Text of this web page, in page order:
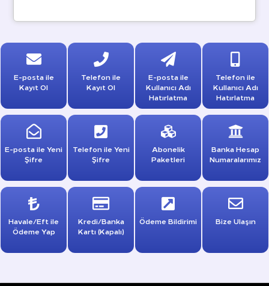
E-posta ile
Kayıt Ol
Telefon ile
Kayıt Ol
E-posta ile
Kullanıcı Adı
Hatırlatma
Telefon ile
Kullanıcı Adı
Hatırlatma
E-posta ile Yeni
Şifre
Telefon ile Yeni
Şifre
Abonelik
Paketleri
Banka Hesap
Numaralarımız
Havale/Eft ile
Ödeme Yap
Kredi/Banka
Kartı (Kapalı)
Ödeme Bildirimi Bize Ulaşın